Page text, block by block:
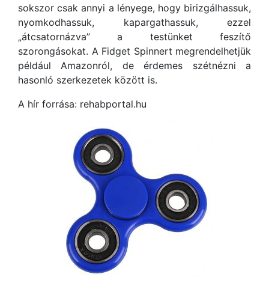
sokszor csak annyi a lényege, hogy birizgálhassuk,
nyomkodhassuk, kapargathassuk, ezzel
„átcsatornázva” a testünket feszítő
szorongásokat. A Fidget Spinnert megrendelhetjük
például Amazonról, de érdemes szétnézni a
hasonló szerkezetek között is.
A hír forrása: rehabportal.hu